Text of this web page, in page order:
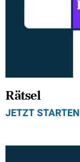
Rätsel
JETZT STARTEN